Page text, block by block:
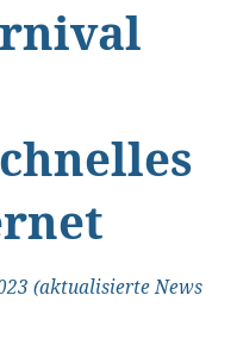
(aktualisierte News